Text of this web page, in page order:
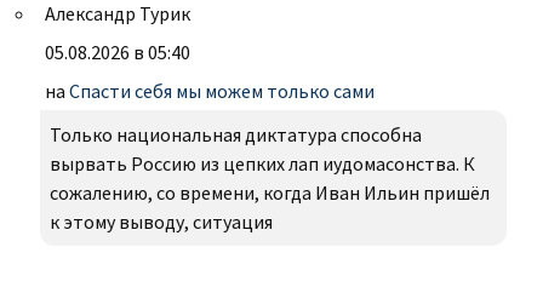
Александр Турик
05.08.2026 в 05:40
на Спасти себя мы можем только сами
Только национальная диктатура способна
вырвать Россию из цепких лап иудомасонства. К
сожалению, со времени, когда Иван Ильин пришёл
к этому выводу, ситуация